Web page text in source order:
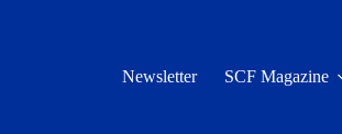
Newsletter SCF Magazine